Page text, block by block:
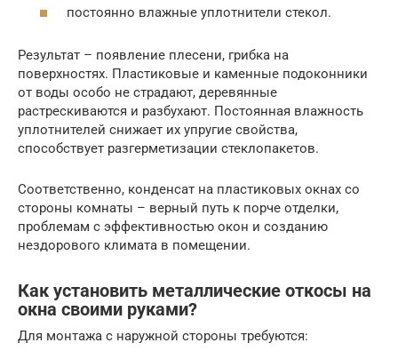
постоянно влажные уплотнители стекол.
Результат – появление плесени, грибка на
поверхностях. Пластиковые и каменные подоконники
от воды особо не страдают, деревянные
растрескиваются и разбухают. Постоянная влажность
уплотнителей снижает их упругие свойства,
способствует разгерметизации стеклопакетов.
Соответственно, конденсат на пластиковых окнах со
стороны комнаты – верный путь к порче отделки,
проблемам с эффективностью окон и созданию
нездорового климата в помещении.
Как установить металлические откосы на
окна своими руками?
Для монтажа с наружной стороны требуются: